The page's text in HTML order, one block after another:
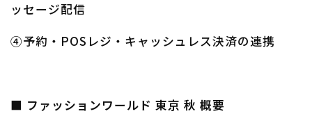
ッセージ配信
④予約・POSレジ・キャッシュレス決済の連携
■ ファッションワールド 東京 秋 概要